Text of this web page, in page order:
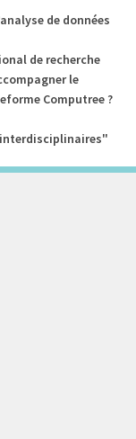
de données
de recherche
le
Computree ?